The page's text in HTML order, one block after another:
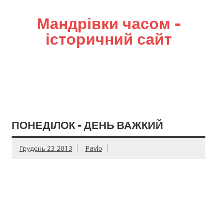
Мандрівки часом –
історичний сайт
ПОНЕДІЛОК – ДЕНЬ ВАЖКИЙ
Грудень 23 2013 Pavlo